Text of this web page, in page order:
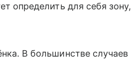
определить для себя зону,
В большинстве случаев